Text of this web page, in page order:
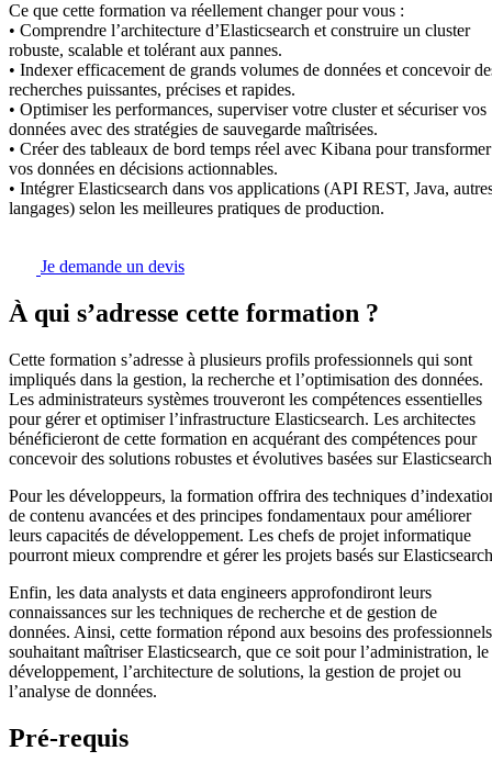
Ce que cette formation va réellement changer pour vous :
• Comprendre l’architecture d’Elasticsearch et construire un cluster
robuste, scalable et tolérant aux pannes.
• Indexer efficacement de grands volumes de données et concevoir
recherches puissantes, précises et rapides.
• Optimiser les performances, superviser votre cluster et sécuriser vos
données avec des stratégies de sauvegarde maîtrisées.
• Créer des tableaux de bord temps réel avec Kibana pour transformer
vos données en décisions actionnables.
• Intégrer Elasticsearch dans vos applications (API REST, Java,
langages) selon les meilleures pratiques de production.
Je demande un devis
À qui s’adresse cette formation ?
Cette formation s’adresse à plusieurs profils professionnels qui sont
impliqués dans la gestion, la recherche et l’optimisation des données.
Les administrateurs systèmes trouveront les compétences essentielles
pour gérer et optimiser l’infrastructure Elasticsearch. Les architectes
bénéficieront de cette formation en acquérant des compétences pour
concevoir des solutions robustes et évolutives basées sur
Pour les développeurs, la formation offrira des techniques
de contenu avancées et des principes fondamentaux pour améliorer
leurs capacités de développement. Les chefs de projet informatique
pourront mieux comprendre et gérer les projets basés sur
Enfin, les data analysts et data engineers approfondiront leurs
connaissances sur les techniques de recherche et de gestion de
données. Ainsi, cette formation répond aux besoins des professionnels
souhaitant maîtriser Elasticsearch, que ce soit pour l’administration, le
développement, l’architecture de solutions, la gestion de projet ou
l’analyse de données.
Pré-requis